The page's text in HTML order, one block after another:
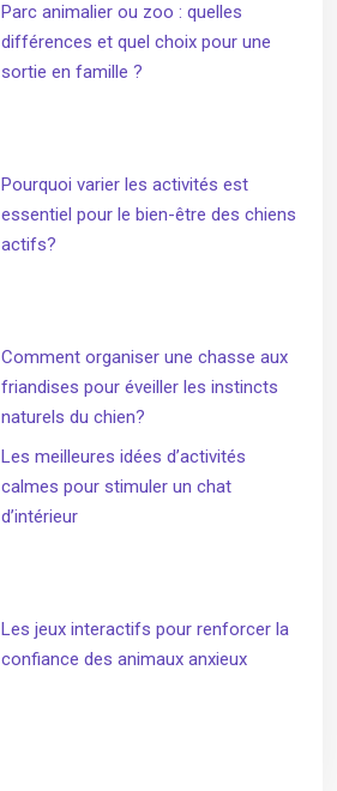
Parc animalier ou zoo : quelles
différences et quel choix pour une
sortie en famille ?
Pourquoi varier les activités est
essentiel pour le bien-être des chiens
actifs?
Comment organiser une chasse aux
friandises pour éveiller les instincts
naturels du chien?
Les meilleures idées d’activités
calmes pour stimuler un chat
d’intérieur
Les jeux interactifs pour renforcer la
confiance des animaux anxieux